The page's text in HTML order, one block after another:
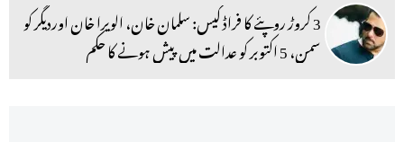
3 کروڑ روپئے کا فراڈ کیس: سلمان خان، الویرا خان اوردیگر کو
سمن، 5 اکتوبر کو عدالت میں پیش ہونے کا حکم